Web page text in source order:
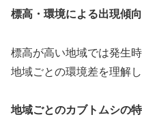
標高・環境による出現傾向
標高が高い地域では発生
地域ごとの環境差を理解
地域ごとのカブトムシの